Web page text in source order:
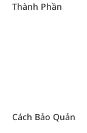
Thành Phần
Cách Bảo Quản